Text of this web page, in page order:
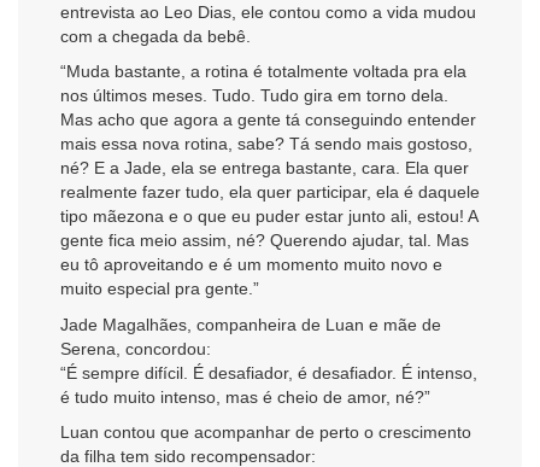
entrevista ao Leo Dias, ele contou como a vida mudou
com a chegada da bebê.
“Muda bastante, a rotina é totalmente voltada pra ela
nos últimos meses. Tudo. Tudo gira em torno dela.
Mas acho que agora a gente tá conseguindo entender
mais essa nova rotina, sabe? Tá sendo mais gostoso,
né? E a Jade, ela se entrega bastante, cara. Ela quer
realmente fazer tudo, ela quer participar, ela é daquele
tipo mãezona e o que eu puder estar junto ali, estou! A
gente fica meio assim, né? Querendo ajudar, tal. Mas
eu tô aproveitando e é um momento muito novo e
muito especial pra gente.”
Jade Magalhães, companheira de Luan e mãe de
Serena, concordou:
“É sempre difícil. É desafiador, é desafiador. É intenso,
é tudo muito intenso, mas é cheio de amor, né?”
Luan contou que acompanhar de perto o crescimento
da filha tem sido recompensador: